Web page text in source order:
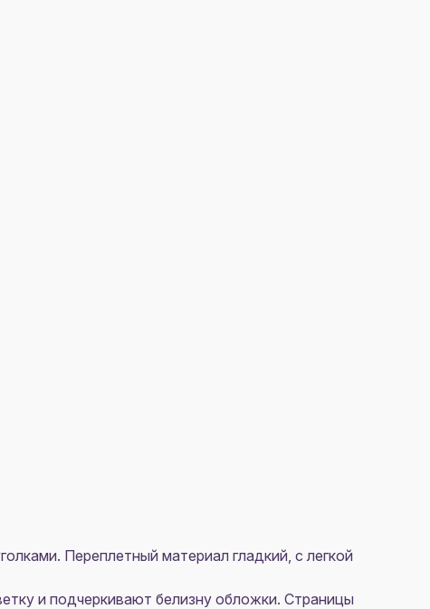
Переплетный материал гладкий, с легкой
и подчеркивают белизну обложки. Страницы